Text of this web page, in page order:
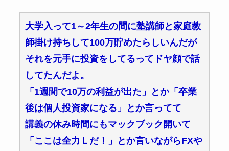
大学入って1～2年生の間に塾講師と家庭教
師掛け持ちして100万貯めたらしいんだが
それを元手に投資をしてるってドヤ顔で話
してたんだよ。
「1週間で10万の利益が出た」とか「卒業
後は個人投資家になる」とか言ってて
講義の休み時間にもマックブック開いて
「ここは全力Ｌだ！」とか言いながらFXや